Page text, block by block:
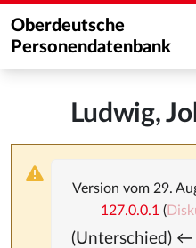
Oberdeutsche
Personendatenbank
Ludwig,
Version vom 29.
127.0.0.1 (
(Unterschied) ←